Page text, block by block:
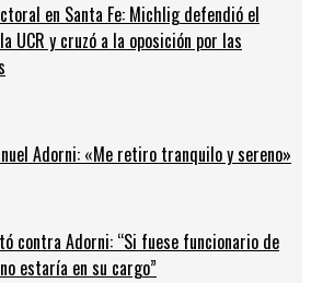
en Santa Fe: Michlig defendió el
UCR y cruzó a la oposición por las
Adorni: «Me retiro tranquilo y sereno»
contra Adorni: “Si fuese funcionario de
estaría en su cargo”